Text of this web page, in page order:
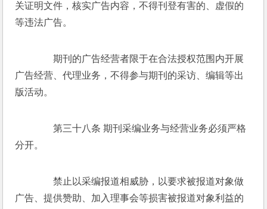
关证明文件，核实广告内容，不得刊登有害的、虚假的
等违法广告。
期刊的广告经营者限于在合法授权范围内开展
广告经营、代理业务，不得参与期刊的采访、编辑等出
版活动。
第三十八条 期刊采编业务与经营业务必须严格
分开。
禁止以采编报道相威胁，以要求被报道对象做
广告、提供赞助、加入理事会等损害被报道对象利益的